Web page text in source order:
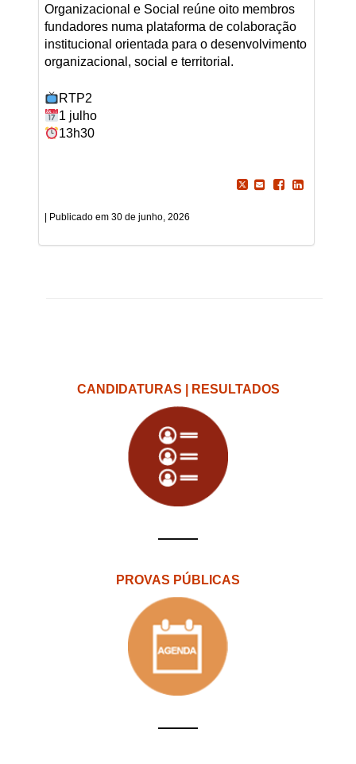
Organizacional e Social reúne oito membros
fundadores numa plataforma de colaboração
institucional orientada para o desenvolvimento
organizacional, social e territorial.
RTP2
1 julho
13h30
30 de junho, 2026
CANDIDATURAS | RESULTADOS
PROVAS PÚBLICAS